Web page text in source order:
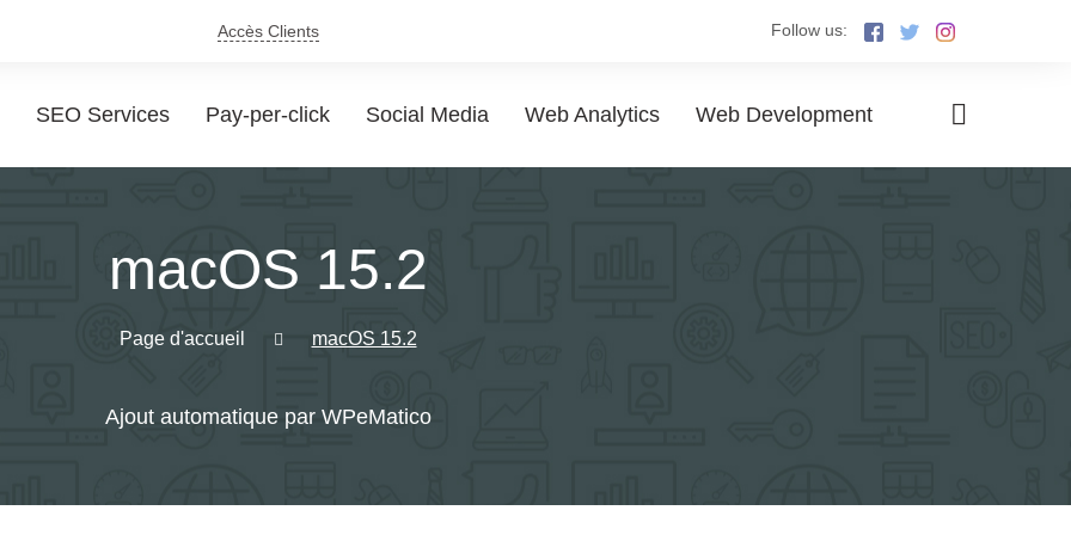
Accès Clients Follow us:
SEO Services Pay-per-click Social Media Web Analytics Web Development
macOS 15.2
Page d'accueil macOS 15.2
Ajout automatique par WPeMatico